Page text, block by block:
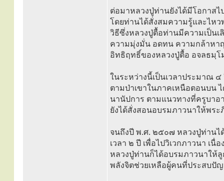
ต่อมาหลวงปู่ท่านยังได้มีโอกาส
โดยท่านได้สั่งสมความรู้และไห
วิธีซึ่งหลวงปู่ตื้อท่านมีความเป็นเ
ความมุ่งมั่น อดทน ความกล้าหา
อิทธิฤทธิ์ของหลวงปู่ตื้อ อจลธมฺ
ในระหว่างนี้เป็นเวลาประมาณ
ตามป่าเขาในภาคเหนือตอนบน
นานัปการ ตามแนวทางที่ครูบาอ
ยังได้สั่งสอนอบรมภาวนาให้พร
จนถึงปี พ.ศ. ๒๕๐๗ หลวงปู่ท่านไ
เวลา ๒ ปี เพื่อไปวิเวกภาวนา เ
หลวงปู่ท่านก็ได้อบรมภาวนาให้
พลังจิตช่วยเหลือผู้คนที่ประสบปั